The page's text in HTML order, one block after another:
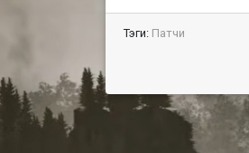
Тэги: Патчи